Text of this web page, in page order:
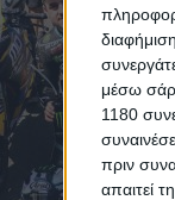
μέσω
1180
πριν
απαιτεί